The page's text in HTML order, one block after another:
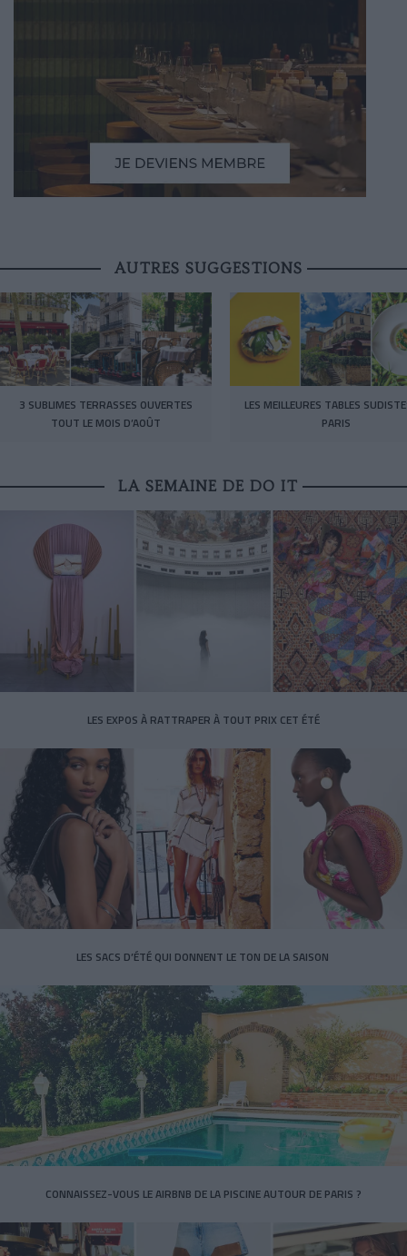
AUTRES SUGGESTIONS
3 SUBLIMES TERRASSES OUVERTES
TOUT LE MOIS D’AOÛT
LES MEILLEURES TABLES
PARIS
LA SEMAINE DE DO IT
LES EXPOS À RATTRAPER À TOUT PRIX CET ÉTÉ
LES SACS D’ÉTÉ QUI DONNENT LE TON DE LA SAISON
CONNAISSEZ-VOUS LE AIRBNB DE LA PISCINE AUTOUR DE PARIS ?